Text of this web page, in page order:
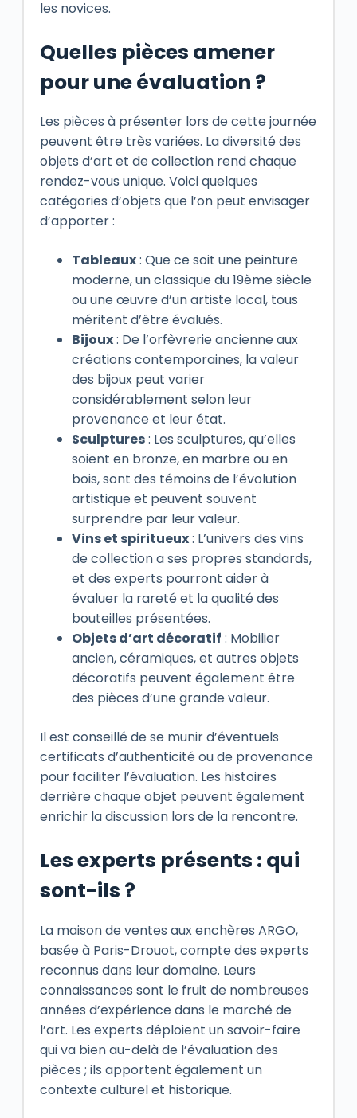
les novices.
Quelles pièces amener
pour une évaluation ?
Les pièces à présenter lors de cette journée
peuvent être très variées. La diversité des
objets d’art et de collection rend chaque
rendez-vous unique. Voici quelques
catégories d’objets que l’on peut envisager
d’apporter :
Tableaux: Que ce soit une peinture
moderne, un classique du 19ème siècle
ou une œuvre d’un artiste local, tous
méritent d’être évalués.
Bijoux: De l’orfèvrerie ancienne aux
créations contemporaines, la valeur
des bijoux peut varier
considérablement selon leur
provenance et leur état.
Sculptures: Les sculptures, qu’elles
soient en bronze, en marbre ou en
bois, sont des témoins de l’évolution
artistique et peuvent souvent
surprendre par leur valeur.
Vins et spiritueux: L’univers des vins
de collection a ses propres standards,
et des experts pourront aider à
évaluer la rareté et la qualité des
bouteilles présentées.
Objets d’art décoratif : Mobilier
ancien, céramiques, et autres objets
décoratifs peuvent également être
des pièces d’une grande valeur.
Il est conseillé de se munir d’éventuels
certificats d’authenticité ou de provenance
pour faciliter l’évaluation. Les histoires
derrière chaque objet peuvent également
enrichir la discussion lors de la rencontre.
Les experts présents : qui
sont-ils ?
La maison de ventes aux enchères ARGO,
basée à Paris-Drouot, compte des experts
reconnus dans leur domaine. Leurs
connaissances sont le fruit de nombreuses
années d’expérience dans le marché de
l’art. Les experts déploient un savoir-faire
qui va bien au-delà de l’évaluation des
pièces ; ils apportent également un
contexte culturel et historique.